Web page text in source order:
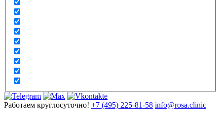
Работаем круглосуточно! +7 (495) 225-81-58 info@rosa.clinic